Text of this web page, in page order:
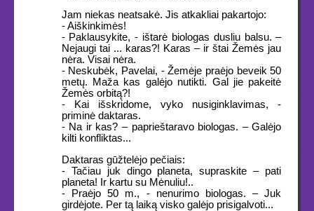
Jam niekas neatsakė. Jis atkakliai pakartojo:
- Aiškinkimės!
- Paklausykite, - ištarė biologas dusliu balsu. –
Nejaugi tai ... karas?! Karas – ir štai Žemės jau
nėra. Visai nėra.
- Neskubėk, Pavelai, - Žemėje praėjo beveik 50
metų. Maža kas galėjo nutikti. Gal jie pakeitė
Žemės orbitą?!
- Kai išskridome, vyko nusiginklavimas, -
priminė daktaras.
- Na ir kas? – paprieštaravo biologas. – Galėjo
kilti konfliktas...
Daktaras gūžtelėjo pečiais:
- Tačiau juk dingo planeta, supraskite – pati
planeta! Ir kartu su Mėnuliu!..
- Praėjo 50 m., - nenurimo biologas. – Juk
girdėjote. Per tą laiką visko galėjo prisigalvoti...